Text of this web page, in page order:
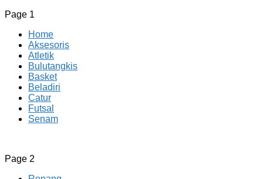
Page 1
Home
Aksesoris
Atletik
Bulutangkis
Basket
Beladiri
Catur
Futsal
Senam
CV JAYA BERSAMA Co Id
Menyediakan Semua Perlengkapan Olahraga Yang
Page 2